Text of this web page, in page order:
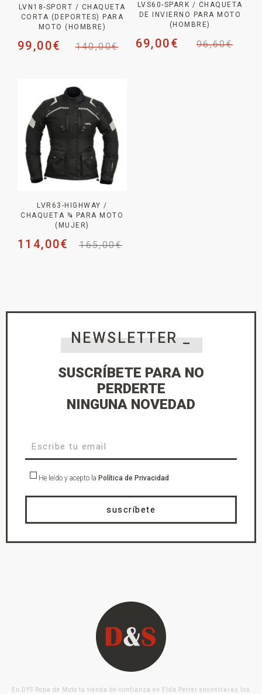
LVN18-SPORT / CHAQUETA
CORTA (DEPORTES) PARA
MOTO (HOMBRE)
140,00€
99,00€
LVS60-SPARK / CHAQUETA
DE INVIERNO PARA MOTO
(HOMBRE)
96,60€
69,00€
LVR63-HIGHWAY /
CHAQUETA ¾ PARA MOTO
(MUJER)
165,00€
114,00€
NEWSLETTER _
SUSCRÍBETE PARA NO
PERDERTE
NINGUNA NOVEDAD
He leído y acepto la Política de Privacidad
suscríbete
En DYS Ropa de Moto tu tienda de confianza en Elda Petrer encontraras los